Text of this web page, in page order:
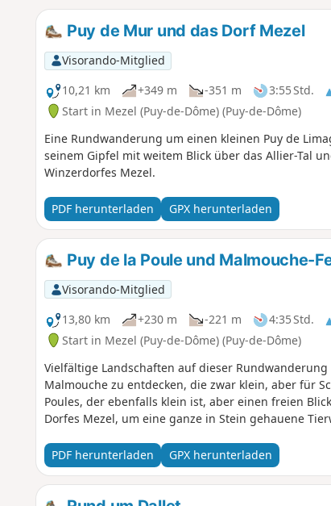
Puy de Mur und das Dorf Mezel
Visorando-Mitglied
10,21 km
+349 m -351 m 3:55 Std.
Start in Mezel (Puy-de-Dôme) (Puy-de-Dôme)
Eine Rundwanderung um einen kleinen Puy de
seinem Gipfel mit weitem Blick über das Allier-Tal
Winzerdorfes Mezel.
PDF herunterladen GPX herunterladen
Puy de la Poule und Malmouche-
Visorando-Mitglied
13,80 km
+230 m -221 m 4:35 Std.
Start in Mezel (Puy-de-Dôme) (Puy-de-Dôme)
Vielfältige Landschaften auf dieser
Malmouche zu entdecken, die zwar klein, aber für
Poules, der ebenfalls klein ist, aber einen freien
Dorfes Mezel, um eine ganze in Stein gehauene
PDF herunterladen GPX herunterladen